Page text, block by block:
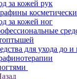
за кожей рук
за кожей ног
для ухода до и